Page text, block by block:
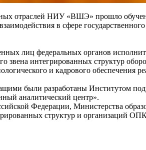
отраслей НИУ «ВШЭ» прошло
в сфере государственного
лиц федеральных органов
звена интегрированных структур
и кадрового обеспечения
были разработаны Институтом
аналитический центр».
Федерации, Министерства
структур и организаций